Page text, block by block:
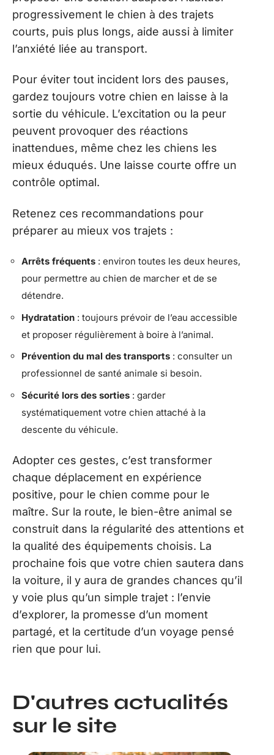
progressivement le chien à des trajets
courts, puis plus longs, aide aussi à limiter
l’anxiété liée au transport.
Pour éviter tout incident lors des pauses,
gardez toujours votre chien en laisse à la
sortie du véhicule. L’excitation ou la peur
peuvent provoquer des réactions
inattendues, même chez les chiens les
mieux éduqués. Une laisse courte offre un
contrôle optimal.
Retenez ces recommandations pour
préparer au mieux vos trajets :
Arrêts fréquents : environ toutes les deux heures,
pour permettre au chien de marcher et de se
détendre.
Hydratation : toujours prévoir de l’eau accessible
et proposer régulièrement à boire à l’animal.
Prévention du mal des transports : consulter un
professionnel de santé animale si besoin.
Sécurité lors des sorties : garder
systématiquement votre chien attaché à la
descente du véhicule.
Adopter ces gestes, c’est transformer
chaque déplacement en expérience
positive, pour le chien comme pour le
maître. Sur la route, le bien-être animal se
construit dans la régularité des attentions et
la qualité des équipements choisis. La
prochaine fois que votre chien sautera dans
la voiture, il y aura de grandes chances qu’il
y voie plus qu’un simple trajet : l’envie
d’explorer, la promesse d’un moment
partagé, et la certitude d’un voyage pensé
rien que pour lui.
D'autres actualités
sur le site